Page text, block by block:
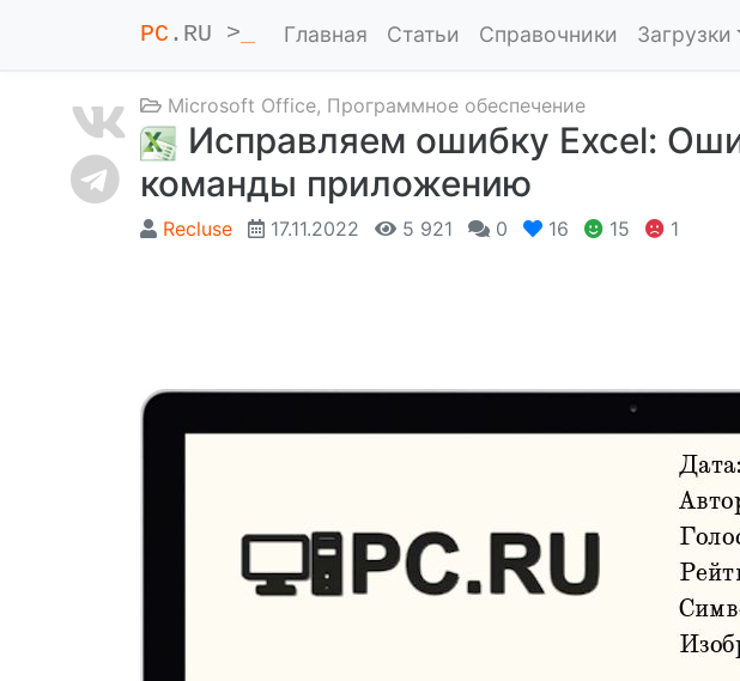
PC .RU > Главная Статьи Справочники Загрузки
Microsoft Office, Программное обеспечение
Исправляем ошибку Excel:
команды приложению
Recluse 17.11.2022 5 921 0 16 15 1